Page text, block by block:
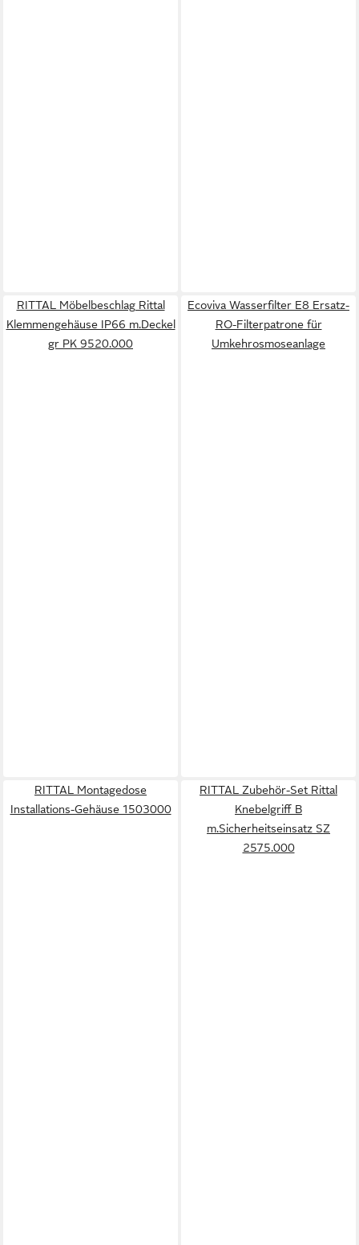
RITTAL Möbelbeschlag Rittal
Klemmengehäuse IP66 m.Deckel
gr PK 9520.000
Ecoviva Wasserfilter E8 Ersatz-
RO-Filterpatrone für
Umkehrosmoseanlage
RITTAL Montagedose
Installations-Gehäuse 1503000
RITTAL Zubehör-Set Rittal
Knebelgriff B
m.Sicherheitseinsatz SZ
2575.000